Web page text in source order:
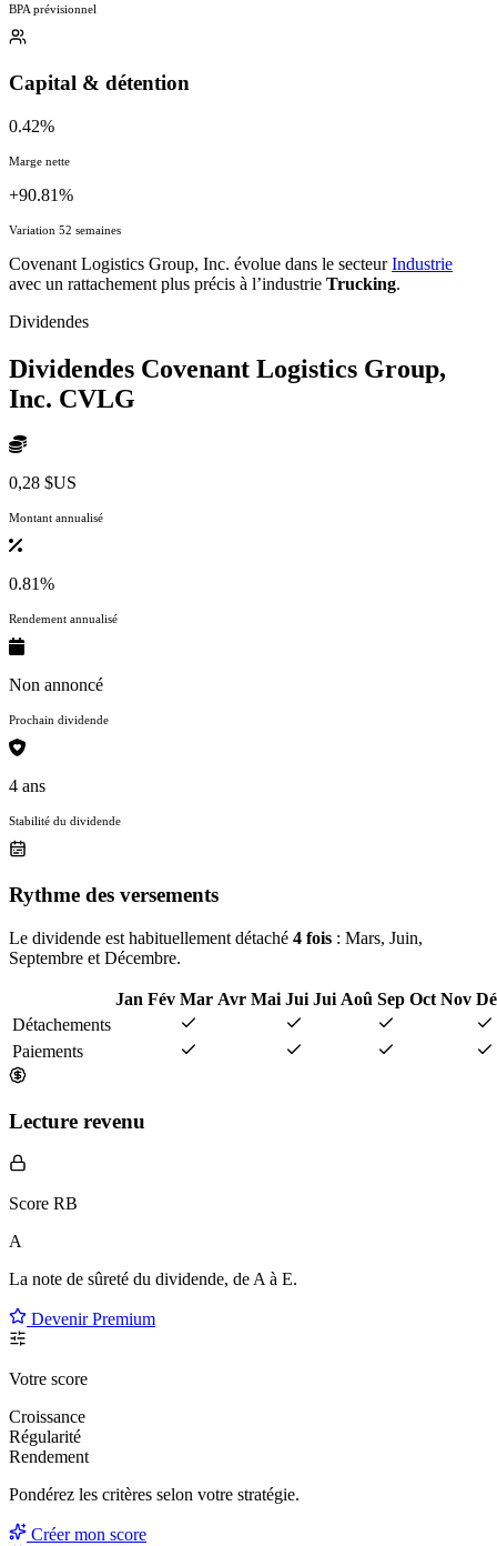
BPA prévisionnel
Capital & détention
0.42%
Marge nette
+90.81%
Variation 52 semaines
Covenant Logistics Group, Inc. évolue dans le secteurIndustrie
avec un rattachement plus précis à l’industrie Trucking.
Dividendes
Dividendes Covenant Logistics Group,
Inc. CVLG
0,28 $US
Montant annualisé
0.81%
Rendement annualisé
Non annoncé
Prochain dividende
4 ans
Stabilité du dividende
Rythme des versements
Le dividende est habituellement détaché 4 fois : Mars, Juin,
Septembre et Décembre.
Jan Fév Mar Avr Mai Jui Jui Aoû Sep Oct Nov
Détachements
Paiements
Lecture revenu
Score RB
A
La note de sûreté du dividende, de A à E.
Devenir Premium
Votre score
Croissance
Régularité
Rendement
Pondérez les critères selon votre stratégie.
Créer mon score